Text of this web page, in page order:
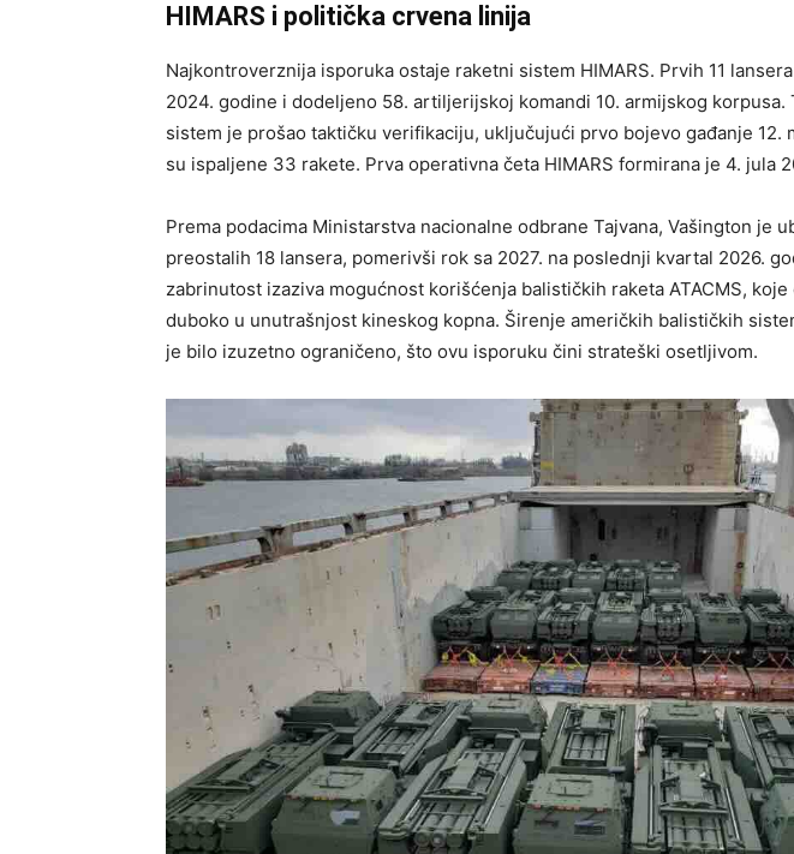
HIMARS i politička crvena linija
Najkontroverznija isporuka ostaje raketni sistem HIMARS. Prvih 11
2024. godine i dodeljeno 58. artiljerijskoj komandi 10. armijskog korpusa.
sistem je prošao taktičku verifikaciju, uključujući prvo bojevo gađanje 12.
su ispaljene 33 rakete. Prva operativna četa HIMARS formirana je 4. jula
Prema podacima Ministarstva nacionalne odbrane Tajvana, Vašington je
preostalih 18 lansera, pomerivši rok sa 2027. na poslednji kvartal 2026.
zabrinutost izaziva mogućnost korišćenja balističkih raketa ATACMS,
duboko u unutrašnjost kineskog kopna. Širenje američkih balističkih
je bilo izuzetno ograničeno, što ovu isporuku čini strateški osetljivom.